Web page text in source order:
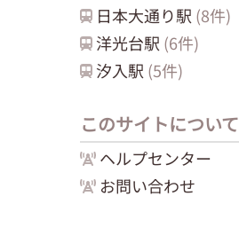
日本大通り駅 (8件)
洋光台駅 (6件)
汐入駅 (5件)
このサイトについて
ヘルプセンター
お問い合わせ